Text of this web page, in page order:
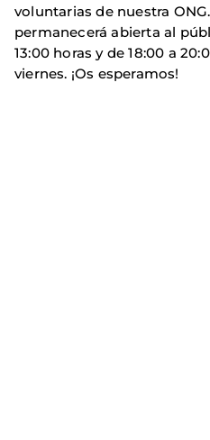
voluntarias de nuestra
permanecerá abierta al
13:00 horas y de 18:00 a
viernes. ¡Os esperamos!